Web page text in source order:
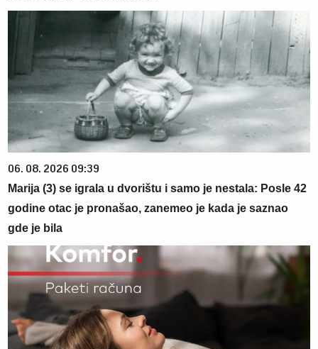
06. 08. 2026 09:39
Marija (3) se igrala u dvorištu i samo je nestala: Posle 42
godine otac je pronašao, zanemeo je kada je saznao
gde je bila